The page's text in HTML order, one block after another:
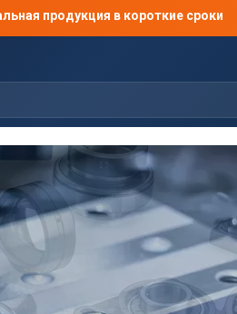
продукция в короткие сроки